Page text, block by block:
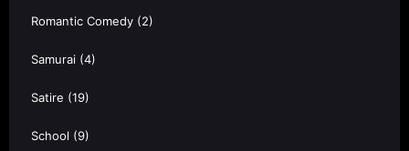
Romantic Comedy (2)
Samurai (4)
Satire (19)
School (9)